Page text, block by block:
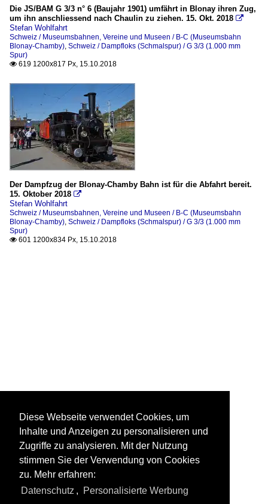
Die JS/BAM G 3/3 n° 6 (Baujahr 1901) umfährt in Blonay ihren Zug,
um ihn anschliessend nach Chaulin zu ziehen. 15. Okt. 2018 
Stefan Wohlfahrt
Schweiz / Museumsbahnen, Vereine und Museen / B-C (Museumsbahn
Blonay-Chamby), Schweiz / Dampfloks (Schmalspur) / G 3/3 (1.000 mm
Spur)
 619 1200x817 Px, 15.10.2018
Der Dampfzug der Blonay-Chamby Bahn ist für die Abfahrt bereit.
15. Oktober 2018 
Stefan Wohlfahrt
Schweiz / Museumsbahnen, Vereine und Museen / B-C (Museumsbahn
Blonay-Chamby), Schweiz / Dampfloks (Schmalspur) / G 3/3 (1.000 mm
Spur)
 601 1200x834 Px, 15.10.2018
Diese Webseite verwendet Cookies, um
Inhalte und Anzeigen zu personalisieren und
Zugriffe zu analysieren. Mit der Nutzung
stimmen Sie der Verwendung von Cookies
zu. Mehr erfahren:
Datenschutz , Personalisierte Werbung